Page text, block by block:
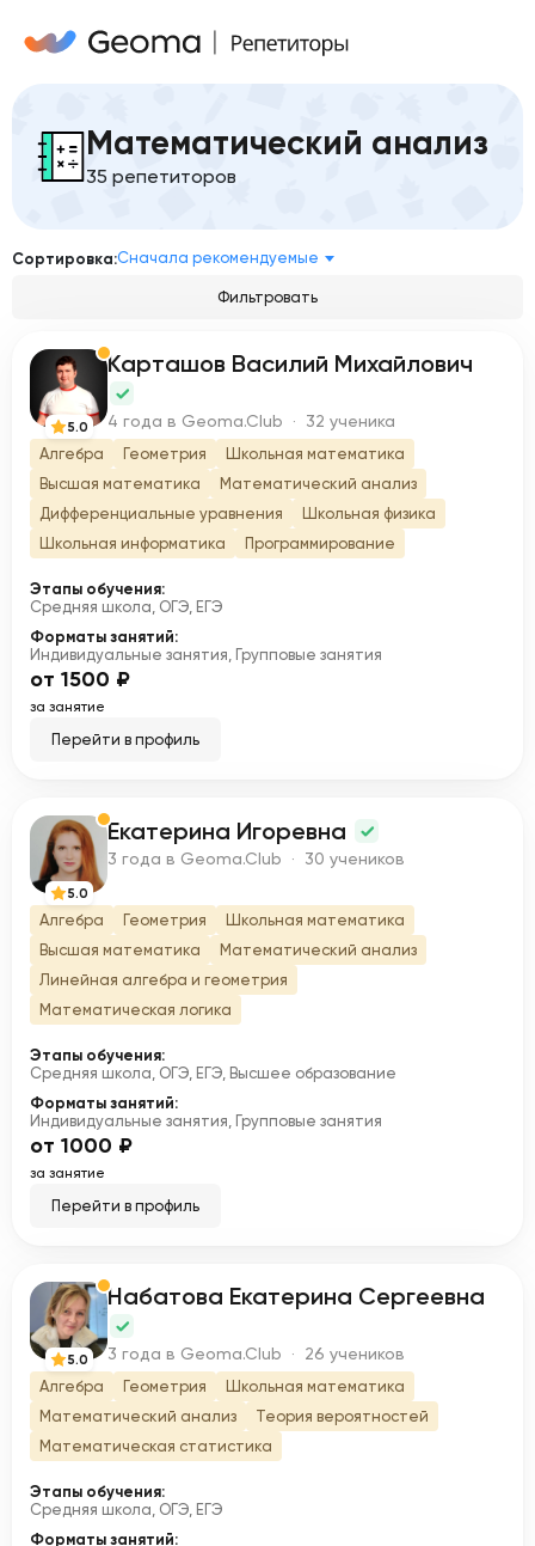
Математический анализ
35 репетиторов
Сортировка:Сначала рекомендуемые
Фильтровать
К
5.0
Карташов Василий Михайлович
4 года в Geoma.Club · 32 ученика
Алгебра Геометрия
Школьная математика
Высшая математика
Математический анализ
Дифференциальные уравнения
Школьная физика
Школьная информатика
Программирование
Этапы обучения:
Средняя школа, ОГЭ, ЕГЭ
Форматы занятий:
Индивидуальные занятия, Групповые занятия
от 1500 ₽
за занятие
Перейти в профиль
Е
5.0
Екатерина Игоревна
3 года в Geoma.Club · 30 учеников
Алгебра Геометрия
Школьная математика
Высшая математика
Математический анализ
Линейная алгебра и геометрия
Математическая логика
Этапы обучения:
Средняя школа, ОГЭ, ЕГЭ, Высшее образование
Форматы занятий:
Индивидуальные занятия, Групповые занятия
от 1000 ₽
за занятие
Перейти в профиль
Н
5.0
Набатова Екатерина Сергеевна
3 года в Geoma.Club · 26 учеников
Алгебра Геометрия
Школьная математика
Математический анализ
Теория вероятностей
Математическая статистика
Этапы обучения:
Средняя школа, ОГЭ, ЕГЭ
Форматы занятий: